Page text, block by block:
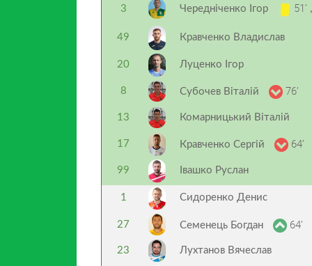
3 Чередніченко Ігор 51’ ,
49 Кравченко Владислав
20 Луценко Ігор
8 Субочев Віталій 76’
13 Комарницький Віталій
17 Кравченко Сергій 64’
99 Івашко Руслан
1 Сидоренко Денис
27 Семенець Богдан 64’
23 Лухтанов Вячеслав